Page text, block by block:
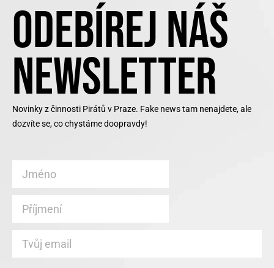
ODEBÍREJ NÁŠ
NEWSLETTER
Novinky z činnosti Pirátů v Praze. Fake news tam nenajdete, ale
dozvíte se, co chystáme doopravdy!